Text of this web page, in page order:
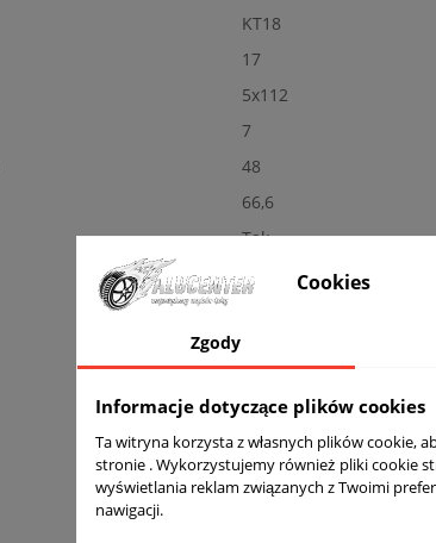
KT18
17
5x112
7
48
66,6
Tak
Nowe
komplet (4 sztuki)
Tak
Cookies
Zgody
Informacje dotyczące plików cookies
Ta witryna korzysta z własnych plików cookie,
stronie . Wykorzystujemy również pliki cookie
wyświetlania reklam związanych z Twoimi
nawigacji.